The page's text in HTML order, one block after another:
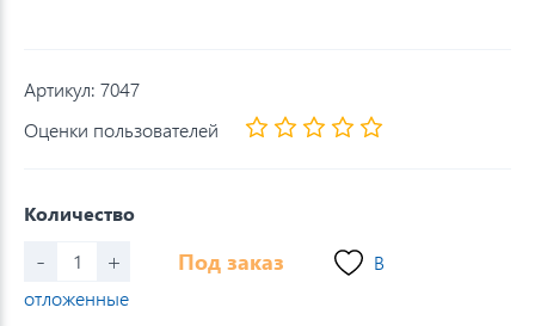
Артикул: 7047
Оценки пользователей
Количество
- + Под заказ
В
отложенные